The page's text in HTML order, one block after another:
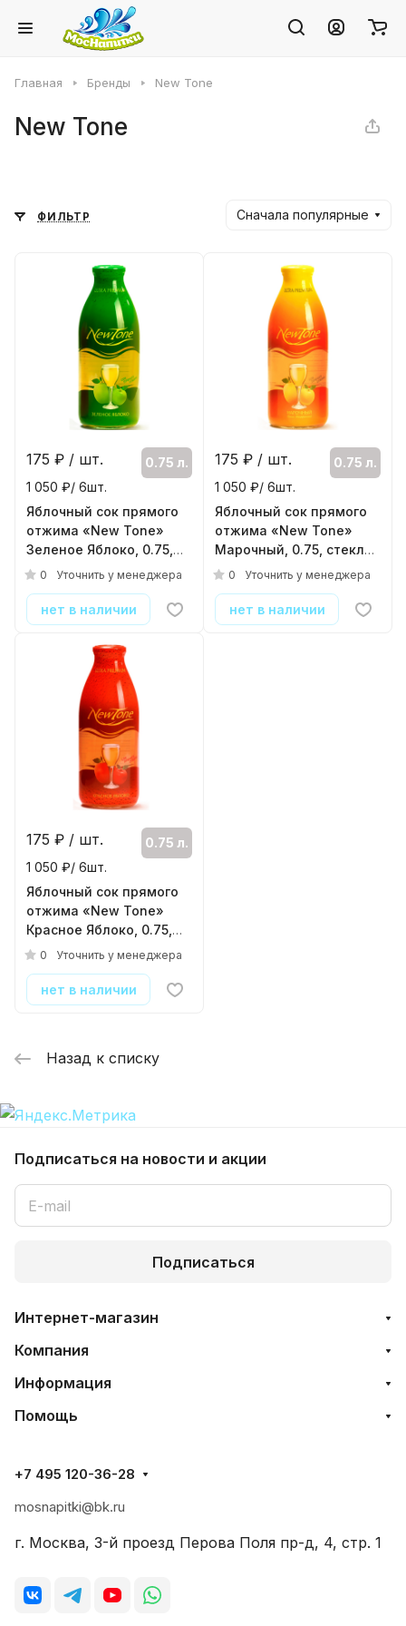
Главная Бренды New Tone
New Tone
ФИЛЬТР Сначала популярные
175 ₽ / шт.
0.75 л.
1 050 ₽/ 6шт.
Яблочный сок прямого
отжима «New Tone»
Зеленое Яблоко, 0.75,
стекло
0 Уточнить у менеджера
нет в наличии
175 ₽ / шт.
0.75 л.
1 050 ₽/ 6шт.
Яблочный сок прямого
отжима «New Tone»
Марочный, 0.75, стекло
( 6шт./уп. )
0 Уточнить у менеджера
нет в наличии
175 ₽ / шт.
0.75 л.
1 050 ₽/ 6шт.
Яблочный сок прямого
отжима «New Tone»
Красное Яблоко, 0.75,
стекло
0 Уточнить у менеджера
нет в наличии
Назад к списку
Подписаться на новости и акции
Подписаться
Интернет-магазин
Компания
Информация
Помощь
+7 495 120-36-28
mosnapitki@bk.ru
г. Москва, 3-й проезд Перова Поля пр-д, 4, стр. 1